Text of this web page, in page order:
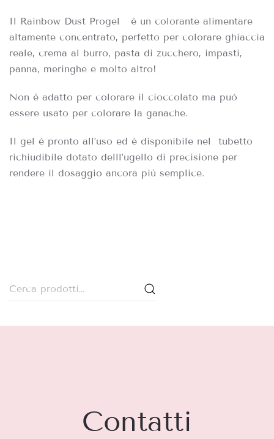
Il Rainbow Dust Progel è un colorante alimentare
altamente concentrato, perfetto per colorare ghiaccia
reale, crema al burro, pasta di zucchero, impasti,
panna, meringhe e molto altro!
Non è adatto per colorare il cioccolato ma può
essere usato per colorare la ganache.
Il gel è pronto all’uso ed è disponibile nel tubetto
richiudibile dotato delll’ugello di precisione per
rendere il dosaggio ancora più semplice.
Cerca:
Contatti